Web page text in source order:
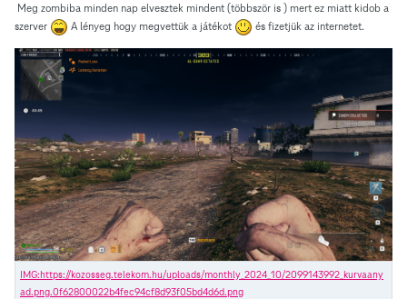
Meg zombiba minden nap elvesztek mindent (többször is ) mert ez miatt kidob a
szerver
A lényeg hogy megvettük a játékot és fizetjük az internetet.